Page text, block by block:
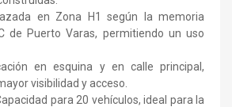
en Zona H1 según la memoria
de Puerto Varas, permitiendo un uso
en esquina y en calle principal,
visibilidad y acceso.
para 20 vehículos, ideal para la